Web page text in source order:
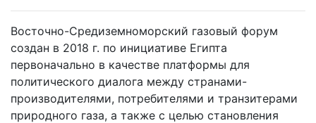
Восточно-Средиземноморский газовый форум
создан в 2018 г. по инициативе Египта
первоначально в качестве платформы для
политического диалога между странами-
производителями, потребителями и транзитерами
природного газа, а также с целью становления